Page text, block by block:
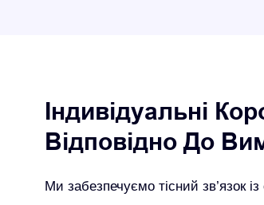
Індивідуальні
Відповідно До
Ми забезпечуємо тісний зв’язок